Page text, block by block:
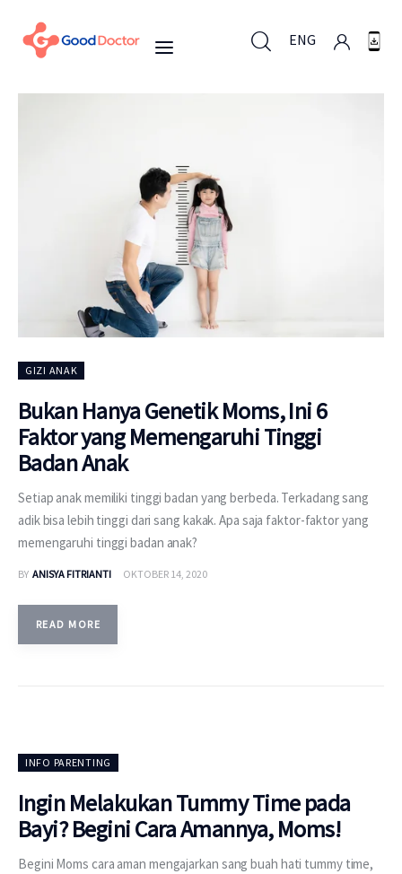
ENG
Untuk Bisnis
Untuk Anda
Mengapa Good Doctor
Berita
Layanan
GIZI ANAK
Bukan Hanya Genetik Moms, Ini 6
Faktor yang Memengaruhi Tinggi
Badan Anak
Setiap anak memiliki tinggi badan yang berbeda. Terkadang sang
adik bisa lebih tinggi dari sang kakak. Apa saja faktor-faktor yang
memengaruhi tinggi badan anak?
BY ANISYA FITRIANTI OKTOBER 14, 2020
READ MORE
INFO PARENTING
Ingin Melakukan Tummy Time pada
Bayi? Begini Cara Amannya, Moms!
Begini Moms cara aman mengajarkan sang buah hati tummy time,